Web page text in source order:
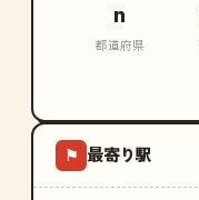
n
都道府県
⚑ 最寄り駅